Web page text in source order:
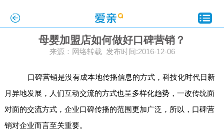
母婴加盟店如何做好口碑营销？
来源：网络转载 发布时间:2016-12-06
口碑营销是没有成本地传播信息的方式，科技化时代日新
月异地发展，人们互动交流的方式也呈多样化趋势，一改传统面
对面的交流方式，企业口碑传播的范围更加广泛，所以，口碑营
销对企业而言至关重要。